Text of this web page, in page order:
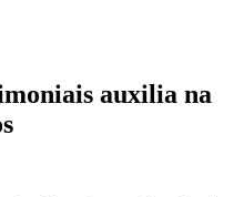
auxilia na